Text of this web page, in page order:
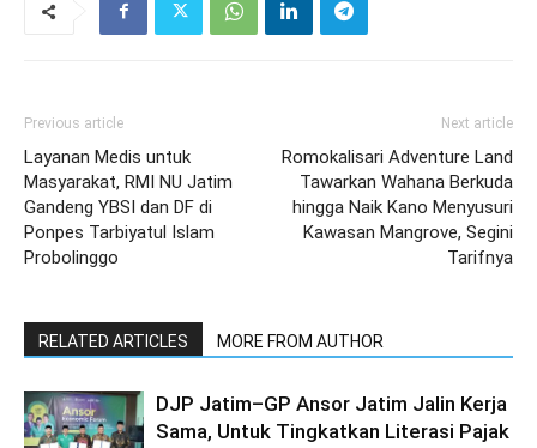
Previous article
Layanan Medis untuk
Masyarakat, RMI NU Jatim
Gandeng YBSI dan DF di
Ponpes Tarbiyatul Islam
Probolinggo
Next article
Romokalisari Adventure Land
Tawarkan Wahana Berkuda
hingga Naik Kano Menyusuri
Kawasan Mangrove, Segini
Tarifnya
RELATED ARTICLES MORE FROM AUTHOR
DJP Jatim–GP Ansor Jatim Jalin Kerja
Sama, Untuk Tingkatkan Literasi Pajak